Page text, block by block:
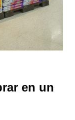
en un